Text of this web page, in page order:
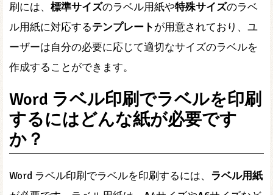
刷には、 標準サイズのラベル用紙や特殊サイズのラベ
ル用紙に対応するテンプレートが用意されており、ユ
ーザーは自分の必要に応じて適切なサイズのラベルを
作成することができます。
Word ラベル印刷でラベルを印刷
するにはどんな紙が必要です
か？
Word ラベル印刷でラベルを印刷するには、 ラベル用紙